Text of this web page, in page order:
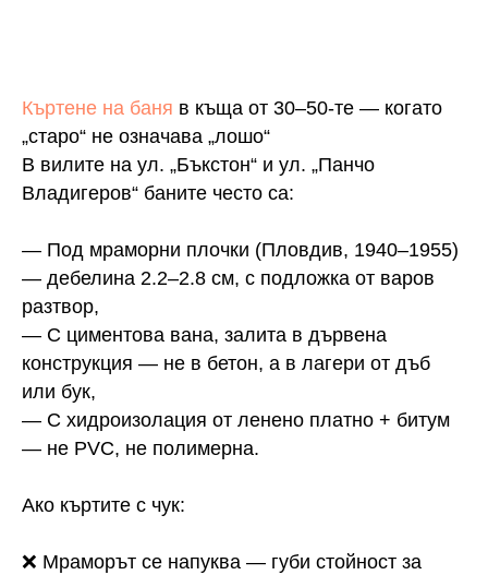
Къртене на баня в къща от 30–50-те — когато
„старо“ не означава „лошо“
В вилите на ул. „Бъкстон“ и ул. „Панчо
Владигеров“ баните често са:
— Под мраморни плочки (Пловдив, 1940–1955)
— дебелина 2.2–2.8 см, с подложка от варов
разтвор,
— С циментова вана, залита в дървена
конструкция — не в бетон, а в лагери от дъб
или бук,
— С хидроизолация от ленено платно + битум
— не PVC, не полимерна.
Ако къртите с чук:
❌ Мраморът се напуква — губи стойност за